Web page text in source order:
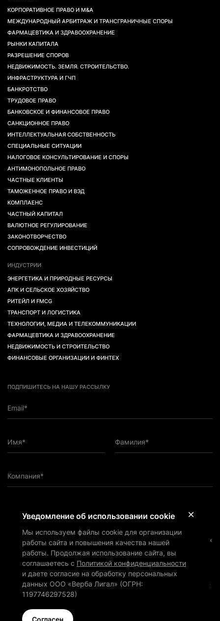
КОРПОРАТИВНОЕ ПРАВО И M&A
МЕЖДУНАРОДНЫЙ АРБИТРАЖ И ТРАНСГРАНИЧНЫЕ СПОРЫ
ФАРМАЦЕВТИКА И ЗДРАВООХРАНЕНИЕ
РЫНКИ КАПИТАЛА
РАЗРЕШЕНИЕ СПОРОВ
НЕДВИЖИМОСТЬ. ЗЕМЛЯ. СТРОИТЕЛЬСТВО.
ИНФРАСТРУКТУРА И ГЧП
БАНКРОТСТВО
ТРУДОВОЕ ПРАВО
БАНКОВСКОЕ И ФИНАНСОВОЕ ПРАВО
САНКЦИОННОЕ ПРАВО
ИНТЕЛЛЕКТУАЛЬНАЯ СОБСТВЕННОСТЬ
СПЕЦИАЛЬНЫЕ СИТУАЦИИ
НАЛОГОВОЕ КОНСУЛЬТИРОВАНИЕ И СПОРЫ
АНТИМОНОПОЛЬНОЕ ПРАВО
ЧАСТНЫЕ КЛИЕНТЫ
ТАМОЖЕННОЕ ПРАВО И ВЭД
КОМПЛАЕНС
ЧАСТНЫЙ КАПИТАЛ
ВАЛЮТНОЕ РЕГУЛИРОВАНИЕ
ЗАКОНОТВОРЧЕСТВО
СОПРОВОЖДЕНИЕ ИНВЕСТИЦИЙ
ИНДУСТРИИ
ЭНЕРГЕТИКА И ПРИРОДНЫЕ РЕСУРСЫ
АПК И СЕЛЬСКОЕ ХОЗЯЙСТВО
РИТЕЙЛ И FMCG
ТРАНСПОРТ И ЛОГИСТИКА
ТЕХНОЛОГИИ, МЕДИА И ТЕЛЕКОММУНИКАЦИИ
ФАРМАЦЕВТИКА И ЗДРАВООХРАНЕНИЕ
НЕДВИЖИМОСТЬ И СТРОИТЕЛЬСТВО
ФИНАНСОВЫЕ ОРГАНИЗАЦИИ И ФИНТЕХ
ПОДПИШИТЕСЬ НА НАШУ РАССЫЛКУ
Email*
Имя* Фамилия*
Компания*
Подтверждаю, что ознакомился сПолитикой
конфиденциальностии даю согласие на обработку персональных
данных ООО «Верба Лигал» (ОГРН: 1197746297528) в
соответствии с ней
Подтверждаю, что согласен на получение маркетинговых и иных
информационных материалов от ООО «Верба Лигал» (ОГРН:
1197746297528) по электронной почте и обработку персональных
данных для этой цели как описано в
Уведомление об использовании cookie
Мы используем файлы cookie для организации
работы сайта и повышения качества нашей
работы. Продолжая использование сайта, вы
соглашаетесь с Политикой конфиденциальности
и даете согласие на обработку персональных
данных ООО «Верба Лигал» (ОГРН:
1197746297528)
Cогласен